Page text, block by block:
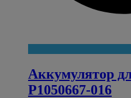
Аккумулятор
P1050667-016